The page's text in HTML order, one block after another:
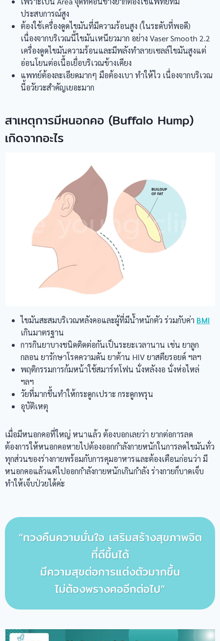
ประสบการณ์สูง
ต้องใช้เครื่องดูดไขมันที่มีความร้อนสูง (ในระดับที่พอดี)
เนื่องจากบริเวณนี้ไขมันเหนียวมาก อย่าง Vaser Smooth 2.2
เครื่องดูดไขมันความร้อนและมีพลังทำลายเซลล์ไขมันสูงแต่
อ่อนโยนต่อเนื้อเยื่อบริเวณข้างเคียง
แพทย์ต้องละเอียดมากๆ มือต้องเบา ทำให้ไว เนื่องจากบริเวณ
นี้อวัยวะสำคัญเยอะมาก
สาเหตุการมีหนอกคอ (Buffalo Hump)
เกิดจากอะไร
ไขมันสะสมบริเวณหลังคอและผู้ที่มีน้ำหนักตัว ร่วมกับค่า BMI
เกินมาตรฐาน
การกินยาบางชนิดติดต่อกันเป็นระยะเวลานาน เช่น ยาลูก
กลอน ยารักษาโรคความดัน ยาต้าน HIV ยาสตียรอยด์ ฯลฯ
พฤติกรรมการก้มหน้าใช้สมาร์ทโฟน นั่งหลังงอ นั่งห่อไหล่
ฯลฯ
วัยที่มากขึ้นทำให้กระดูกเปราะ กระดูกพรุน
อุบัติเหตุ
เมื่อมีหนอกคอที่ใหญ่ หนาแล้ว ต้องบอกเลยว่า ยากต่อการลด
ต้องการให้หนอกคอหายไปต้องออกกำลังกายหนักในการลดไขมันทั่ว
ทุกส่วนของร่างกายพร้อมกับการคุมอาหารและต้องเตือนก่อนว่า มี
หนอกคอแล้วแต่ไปออกกำลังกายหนักเกินกำลัง ร่างกายก็บาดเจ็บ
ทำให้เจ็บป่วยได้ค่ะ
“ทวงคืนความมั่นใจ เสริมสร้างสุขภาพจิต
ที่ดีขึ้นได้
มีความสุขต่อการแต่งตัวมากขึ้น
ไม่ต้องพรางคออีกต่อไป”